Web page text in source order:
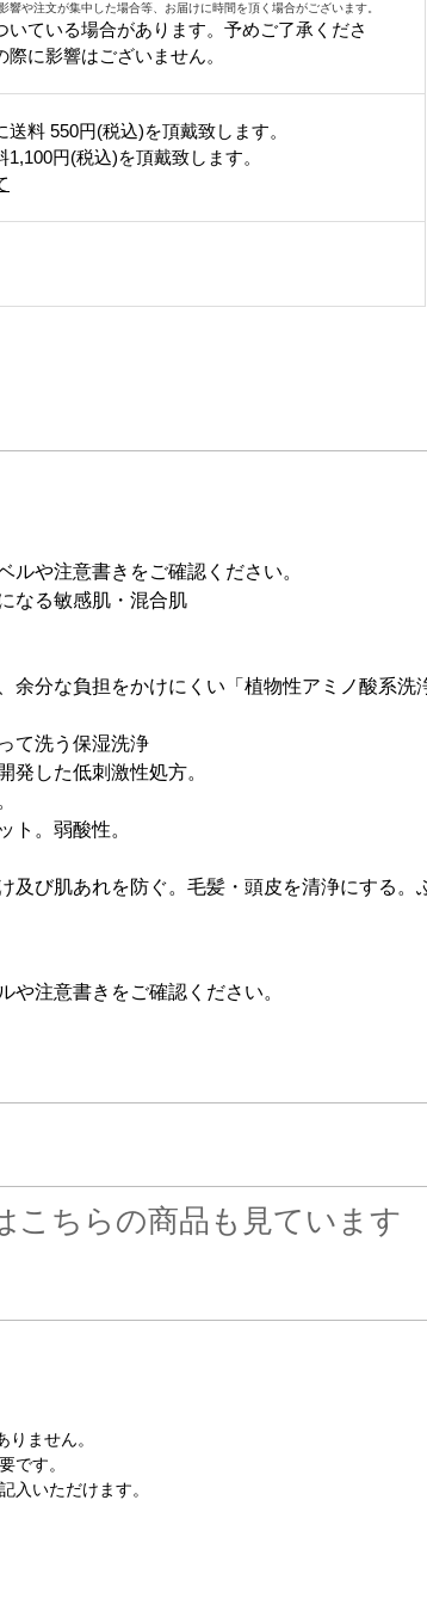
響や注文が集中した場合等、お届けに時間を頂く場合がございます。
いている場合があります。予めご了承くださ
際に影響はございません。
送料 550円(税込)を頂戴致します。
1,100円(税込)を頂戴致します。
ルや注意書きをご確認ください。
なる敏感肌・混合肌
余分な負担をかけにくい「植物性アミノ酸系洗
て洗う保湿洗浄
発した低刺激性処方。
ト。弱酸性。
及び肌あれを防ぐ。毛髪・頭皮を清浄にする
や注意書きをご確認ください。
こちらの商品も見ています
ません。
です。
入いただけます。